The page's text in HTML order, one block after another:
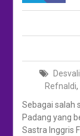
Refnaldi,
Sebagai salah
Padang yang
Sastra Inggris